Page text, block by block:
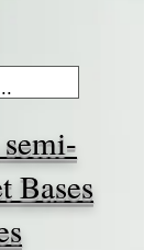
Bases